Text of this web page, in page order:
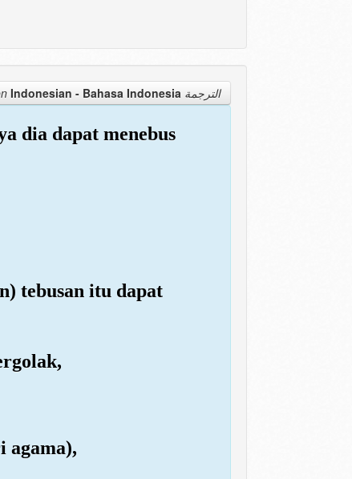
الترجمة Translation Indonesian - Bahasa Indonesia
dia dapat menebus
tebusan itu dapat
agama),